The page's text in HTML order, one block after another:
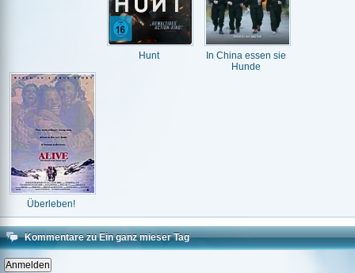
Hunt
In China essen sie
Hunde
Überleben!
Kommentare zu Ein ganz mieser Tag